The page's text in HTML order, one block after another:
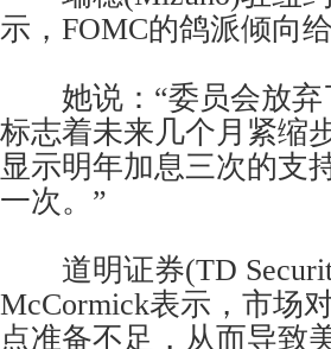
示，FOMC的鸽派倾向
她说：“委员会放弃
标志着未来几个月紧缩
显示明年加息三次的支
一次。”
道明证券(TD
McCormick表示，市场
点准备不足，从而导致